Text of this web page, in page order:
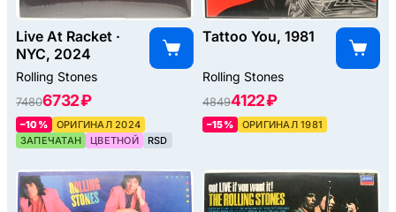
Live At Racket ·
NYC, 2024
Rolling Stones
74806732 ₽
–10%
ОРИГИНАЛ 2024
ЗАПЕЧАТАН
ЦВЕТНОЙ RSD
Tattoo You, 1981
Rolling Stones
48494122 ₽
–15% ОРИГИНАЛ 1981